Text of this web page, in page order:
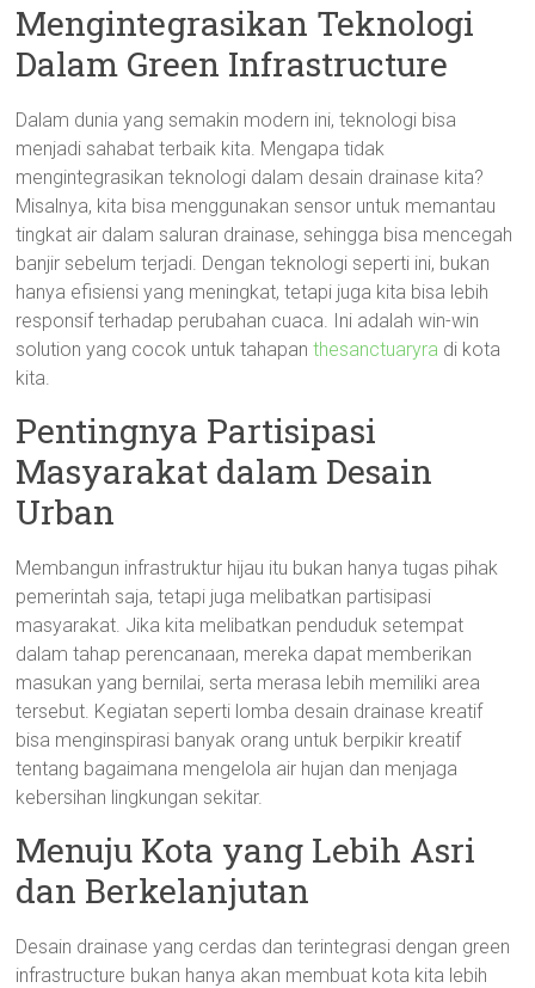
Mengintegrasikan Teknologi
Dalam Green Infrastructure
Dalam dunia yang semakin modern ini, teknologi bisa
menjadi sahabat terbaik kita. Mengapa tidak
mengintegrasikan teknologi dalam desain drainase kita?
Misalnya, kita bisa menggunakan sensor untuk memantau
tingkat air dalam saluran drainase, sehingga bisa mencegah
banjir sebelum terjadi. Dengan teknologi seperti ini, bukan
hanya efisiensi yang meningkat, tetapi juga kita bisa lebih
responsif terhadap perubahan cuaca. Ini adalah win-win
solution yang cocok untuk tahapanthesanctuaryra di kota
kita.
Pentingnya Partisipasi
Masyarakat dalam Desain
Urban
Membangun infrastruktur hijau itu bukan hanya tugas pihak
pemerintah saja, tetapi juga melibatkan partisipasi
masyarakat. Jika kita melibatkan penduduk setempat
dalam tahap perencanaan, mereka dapat memberikan
masukan yang bernilai, serta merasa lebih memiliki area
tersebut. Kegiatan seperti lomba desain drainase kreatif
bisa menginspirasi banyak orang untuk berpikir kreatif
tentang bagaimana mengelola air hujan dan menjaga
kebersihan lingkungan sekitar.
Menuju Kota yang Lebih Asri
dan Berkelanjutan
Desain drainase yang cerdas dan terintegrasi dengan green
infrastructure bukan hanya akan membuat kota kita lebih